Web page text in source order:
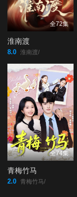
49
52
55
58
61
64
67
全72集
淮南渡
8.0 淮南渡/
全74集
青梅竹马
2.0 青梅竹马/